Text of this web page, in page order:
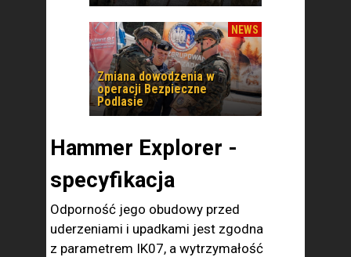
NEWS
Zmiana dowodzenia w
operacji Bezpieczne
Podlasie
Hammer Explorer -
specyfikacja
Odporność jego obudowy przed
uderzeniami i upadkami jest zgodna
z parametrem IK07, a wytrzymałość